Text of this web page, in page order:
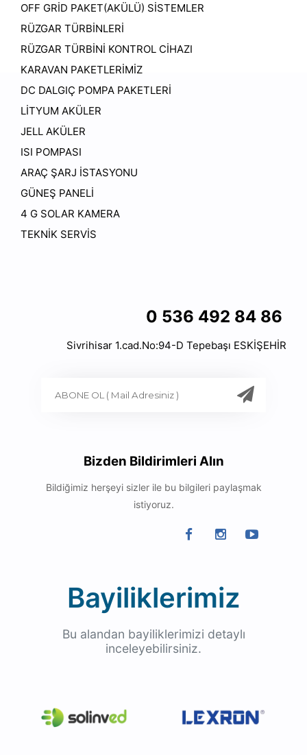
OFF GRİD PAKET(AKÜLÜ) SİSTEMLER
RÜZGAR TÜRBİNLERİ
RÜZGAR TÜRBİNİ KONTROL CİHAZI
KARAVAN PAKETLERİMİZ
DC DALGIÇ POMPA PAKETLERİ
LİTYUM AKÜLER
JELL AKÜLER
ISI POMPASI
ARAÇ ŞARJ İSTASYONU
GÜNEŞ PANELİ
4 G SOLAR KAMERA
TEKNİK SERVİS
0 536 492 84 86
Sivrihisar 1.cad.No:94-D Tepebaşı ESKİŞEHİR
Bizden Bildirimleri Alın
Bildiğimiz herşeyi sizler ile bu bilgileri paylaşmak
istiyoruz.
Bayiliklerimiz
Bu alandan bayiliklerimizi detaylı
inceleyebilirsiniz.